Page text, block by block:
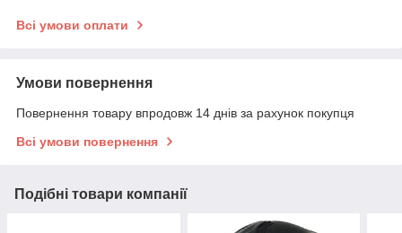
Всі умови оплати
Умови повернення
Повернення товару впродовж 14 днів за рахунок покупця
Всі умови повернення
Подібні товари компанії